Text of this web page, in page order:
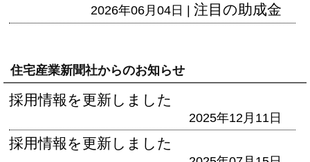
2026年06月04日 | 注目の助成金
住宅産業新聞社からのお知らせ
採用情報を更新しました
2025年12月11日
採用情報を更新しました